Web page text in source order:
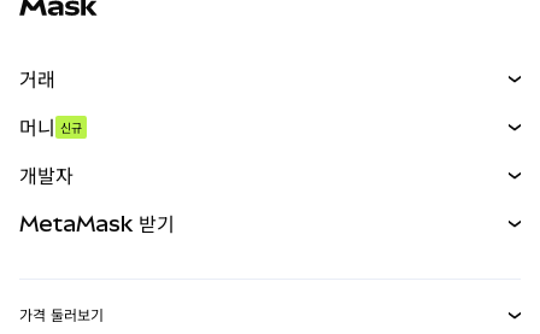
거래
무기한 선물
실물자산
머니 신규
개발자
MetaMask 받기
가격 둘러보기